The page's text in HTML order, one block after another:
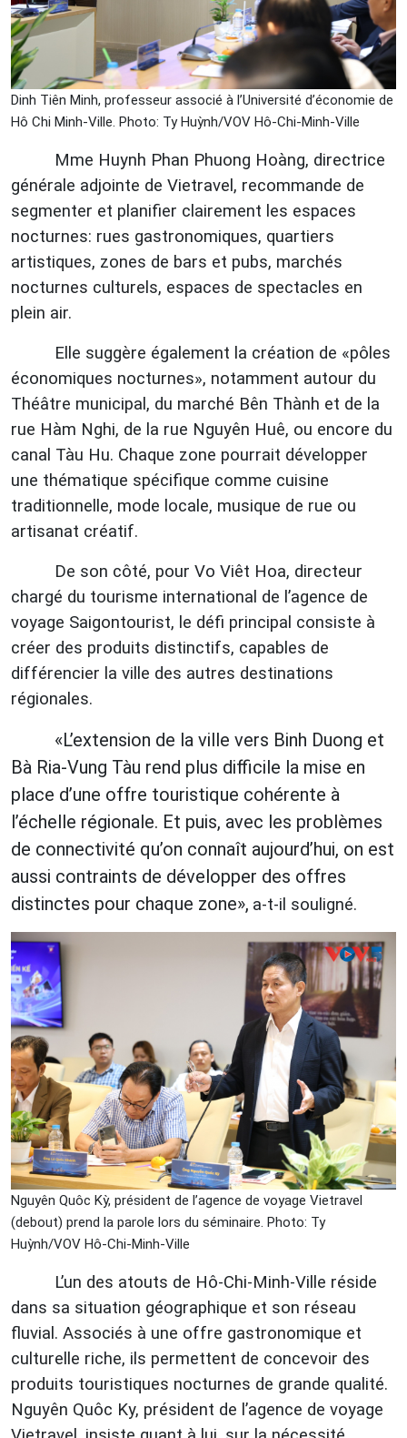
Dinh Tiên Minh, professeur associé à l’Université d’économie de
Hô Chi Minh-Ville. Photo: Ty Huỳnh/VOV Hô-Chi-Minh-Ville
Mme Huynh Phan Phuong Hoàng, directrice
générale adjointe de Vietravel, recommande de
segmenter et planifier clairement les espaces
nocturnes: rues gastronomiques, quartiers
artistiques, zones de bars et pubs, marchés
nocturnes culturels, espaces de spectacles en
plein air.
Elle suggère également la création de «pôles
économiques nocturnes», notamment autour du
Théâtre municipal, du marché Bên Thành et de la
rue Hàm Nghi, de la rue Nguyên Huê, ou encore du
canal Tàu Hu. Chaque zone pourrait développer
une thématique spécifique comme cuisine
traditionnelle, mode locale, musique de rue ou
artisanat créatif.
De son côté, pour Vo Viêt Hoa, directeur
chargé du tourisme international de l’agence de
voyage Saigontourist, le défi principal consiste à
créer des produits distinctifs, capables de
différencier la ville des autres destinations
régionales.
«L’extension de la ville vers Binh Duong et
Bà Ria-Vung Tàu rend plus difficile la mise en
place d’une offre touristique cohérente à
l’échelle régionale. Et puis, avec les problèmes
de connectivité qu’on connaît aujourd’hui, on est
aussi contraints de développer des offres
distinctes pour chaque zone», a-t-il souligné.
Nguyên Quôc Kỳ, président de l’agence de voyage Vietravel
(debout) prend la parole lors du séminaire. Photo: Ty
Huỳnh/VOV Hô-Chi-Minh-Ville
L’un des atouts de Hô-Chi-Minh-Ville réside
dans sa situation géographique et son réseau
fluvial. Associés à une offre gastronomique et
culturelle riche, ils permettent de concevoir des
produits touristiques nocturnes de grande qualité.
Nguyên Quôc Ky, président de l’agence de voyage